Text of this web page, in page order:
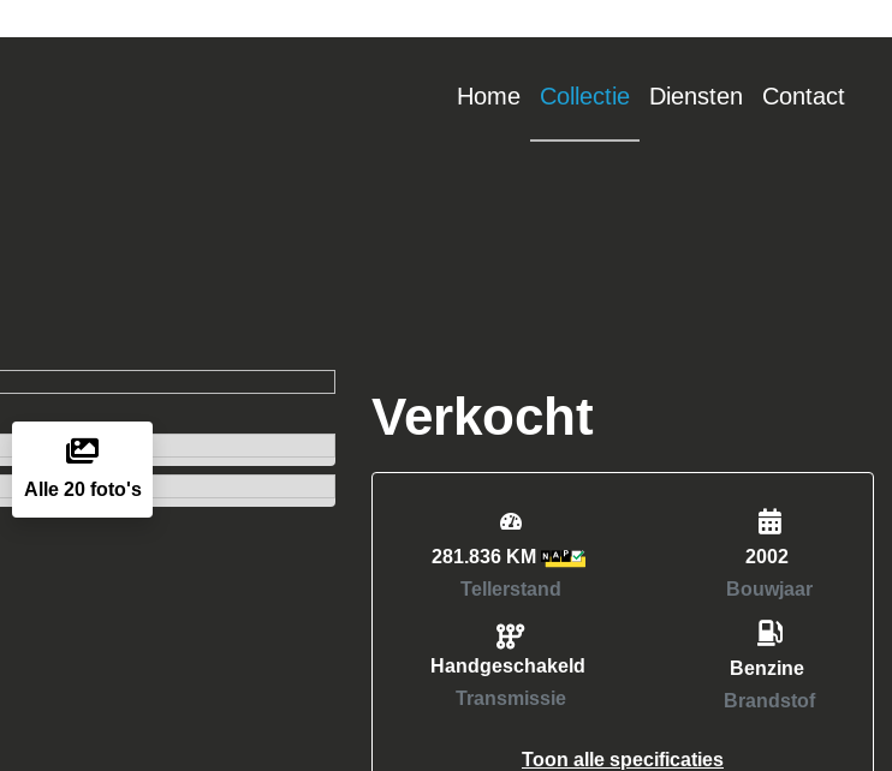
Home Collectie Diensten Contact
Alle 20 foto's
Verkocht
281.836 KM
Tellerstand
Handgeschakeld
Transmissie
2002
Bouwjaar
Benzine
Brandstof
Toon alle specificaties